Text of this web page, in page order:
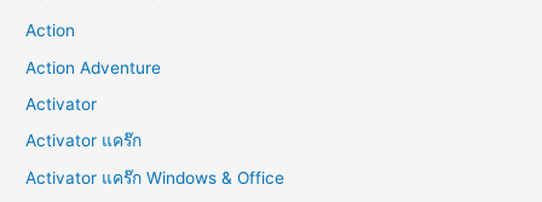
Action
Action Adventure
Activator
Activator แคร๊ก
Activator แคร๊ก Windows & Office